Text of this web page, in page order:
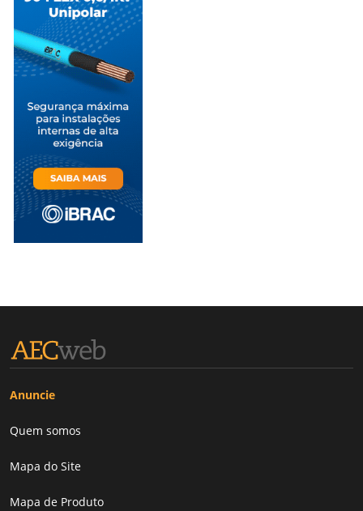
Anuncie
Quem somos
Mapa do Site
Mapa de Produto